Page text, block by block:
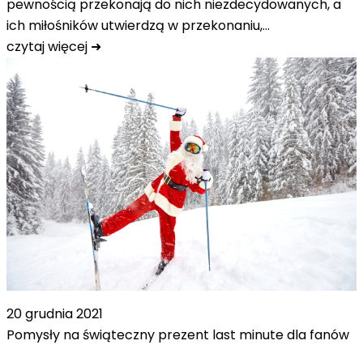
pewnością przekonają do nich niezdecydowanych, a
ich miłośników utwierdzą w przekonaniu,…
czytaj więcej ➜
20 grudnia 2021
Pomysły na świąteczny prezent last minute dla fanów